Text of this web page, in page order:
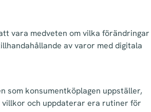
vara medveten om vilka förändringar
av varor med digitala
som konsumentköplagen uppställer,
villkor och uppdaterar era rutiner för